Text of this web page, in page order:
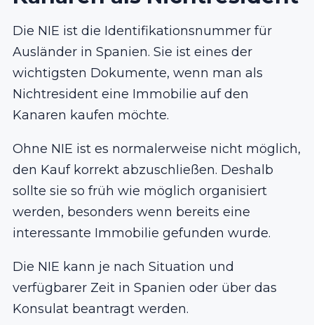
Die NIE ist die Identifikationsnummer für
Ausländer in Spanien. Sie ist eines der
wichtigsten Dokumente, wenn man als
Nichtresident eine Immobilie auf den
Kanaren kaufen möchte.
Ohne NIE ist es normalerweise nicht möglich,
den Kauf korrekt abzuschließen. Deshalb
sollte sie so früh wie möglich organisiert
werden, besonders wenn bereits eine
interessante Immobilie gefunden wurde.
Die NIE kann je nach Situation und
verfügbarer Zeit in Spanien oder über das
Konsulat beantragt werden.